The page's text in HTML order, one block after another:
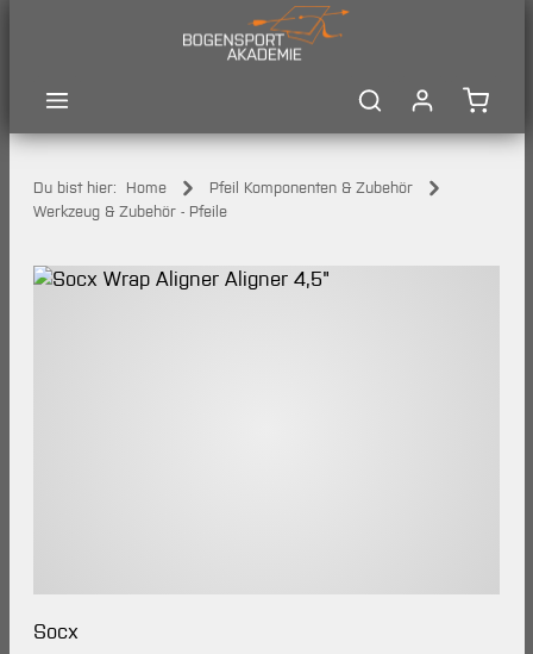
Du bist hier: Home
Pfeil Komponenten & Zubehör
Werkzeug & Zubehör - Pfeile
Bildergalerie überspringen
Socx